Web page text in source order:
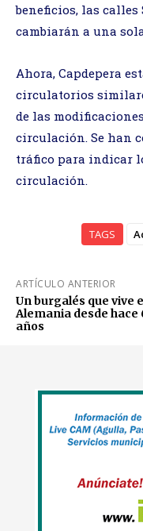
beneficios, las
cambiarán a una
Ahora, Capdepera
circulatorios
de las
circulación. Se han
tráfico para indicar
circulación.
TAGS
ARTÍCULO ANTERIOR
Un burgalés que vive
Alemania desde hace
años